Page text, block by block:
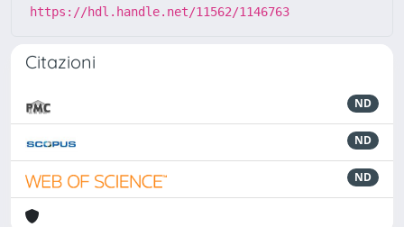
https://hdl.handle.net/11562/1146763
Citazioni
ND
ND
ND